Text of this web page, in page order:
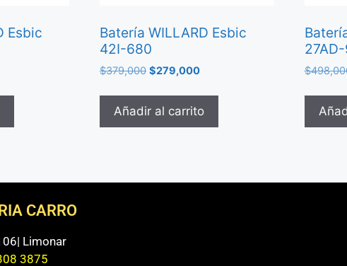
Esbic
Batería WILLARD Esbic
42I-680
$379,000 $279,000
Añadir al carrito
$
CARRO
Limonar
3875